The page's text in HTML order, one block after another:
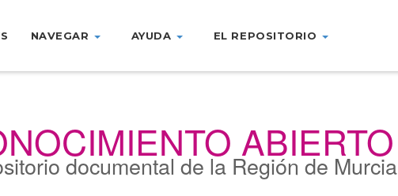
NAVEGAR AYUDA EL REPOSITORIO
ABIERTO
documental de la Región de Murcia